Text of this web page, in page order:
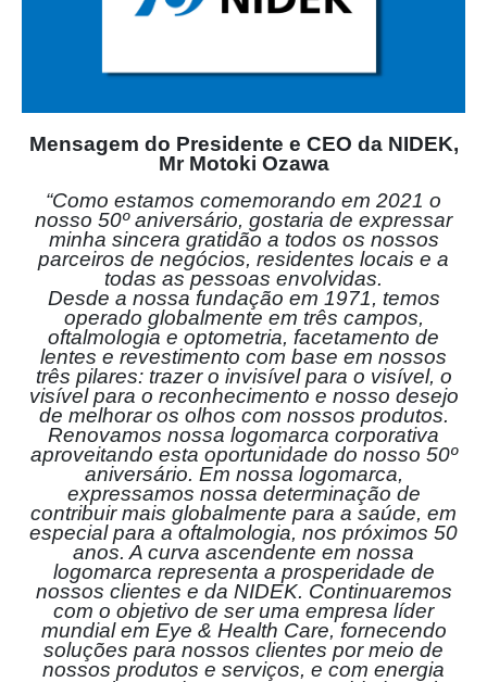
Mensagem do Presidente e CEO da NIDEK,
Mr Motoki Ozawa
“Como estamos comemorando em 2021 o
nosso 50º aniversário, gostaria de expressar
minha sincera gratidão a todos os nossos
parceiros de negócios, residentes locais e a
todas as pessoas envolvidas.
Desde a nossa fundação em 1971, temos
operado globalmente em três campos,
oftalmologia e optometria, facetamento de
lentes e revestimento com base em nossos
três pilares: trazer o invisível para o visível, o
visível para o reconhecimento e nosso desejo
de melhorar os olhos com nossos produtos.
Renovamos nossa logomarca corporativa
aproveitando esta oportunidade do nosso 50º
aniversário. Em nossa logomarca,
expressamos nossa determinação de
contribuir mais globalmente para a saúde, em
especial para a oftalmologia, nos próximos 50
anos. A curva ascendente em nossa
logomarca representa a prosperidade de
nossos clientes e da NIDEK. Continuaremos
com o objetivo de ser uma empresa líder
mundial em Eye & Health Care, fornecendo
soluções para nossos clientes por meio de
nossos produtos e serviços, e com energia